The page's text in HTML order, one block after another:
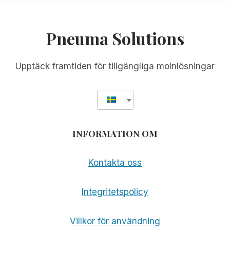
Pneuma Solutions
Upptäck framtiden för tillgängliga molnlösningar
INFORMATION OM
Kontakta oss
Integritetspolicy
Villkor för användning